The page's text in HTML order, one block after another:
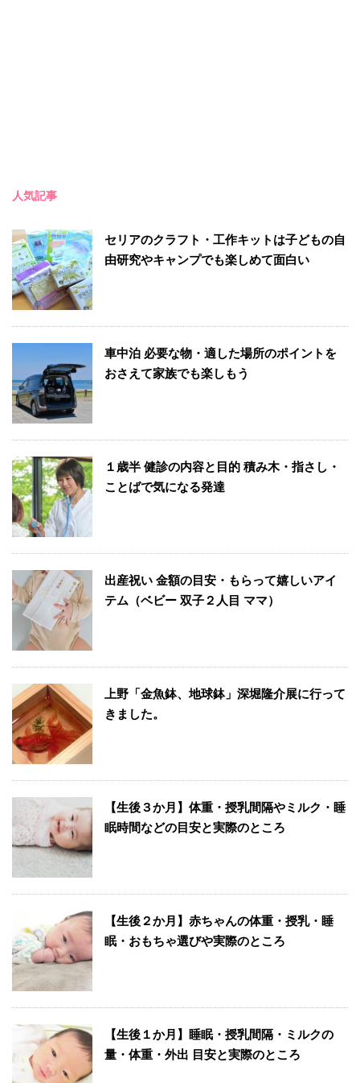
人気記事
セリアのクラフト・工作キットは子どもの自
由研究やキャンプでも楽しめて面白い
車中泊 必要な物・適した場所のポイントを
おさえて家族でも楽しもう
１歳半 健診の内容と目的 積み木・指さし・
ことばで気になる発達
出産祝い 金額の目安・もらって嬉しいアイ
テム（ベビー 双子２人目 ママ）
上野「金魚鉢、地球鉢」深堀隆介展に行って
きました。
【生後３か月】体重・授乳間隔やミルク・睡
眠時間などの目安と実際のところ
【生後２か月】赤ちゃんの体重・授乳・睡
眠・おもちゃ選びや実際のところ
【生後１か月】睡眠・授乳間隔・ミルクの
量・体重・外出 目安と実際のところ